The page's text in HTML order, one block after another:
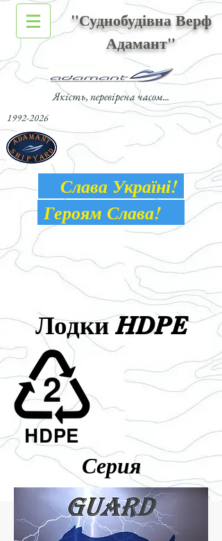
"Суднобудівна Верф
Адамант"
Якість, перевірена часом...
1992-2026
Слава Україні!
Героям Слава!
Лодки HDPE
Серия